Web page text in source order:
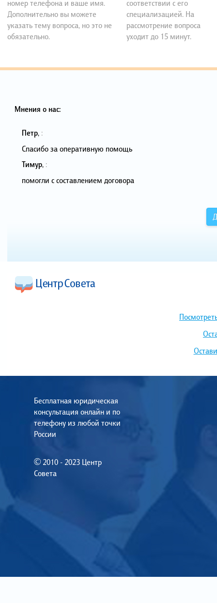
номер телефона и ваше имя.
Дополнительно вы можете
указать тему вопроса, но это не
обязательно.
соответствии с его
специализацией. На
рассмотрение вопроса
уходит до 15 минут.
Мнения о нас:
Петр, :
Спасибо за оперативную помощь
Тимур, :
помогли с составлением договора
Бесплатная юридическая
консультация онлайн и по
телефону из любой точки
России
© 2010 - 2023 Центр
Совета